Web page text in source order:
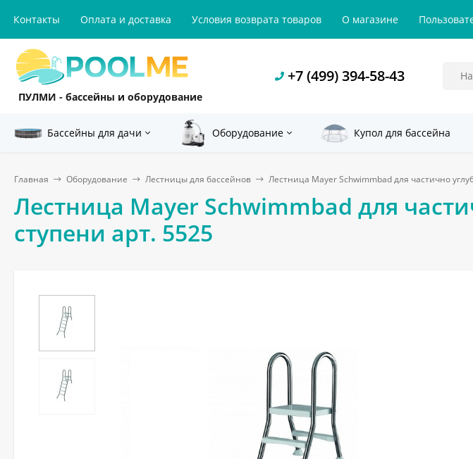
Контакты Оплата и доставка Условия возврата товаров О магазине
ПУЛМИ - бассейны и оборудование
+7 (499) 394-58-43
Бассейны для дачи Оборудование Купол для бассейна
Главная Оборудование Лестницы для бассейнов Лестница Mayer Schwimmbad для частично
Лестница Mayer Schwimmbad для
ступени арт. 5525